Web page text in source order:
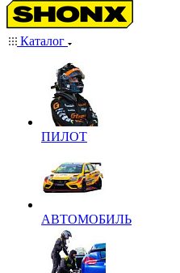
Каталог
ПИЛОТ
АВТОМОБИЛЬ